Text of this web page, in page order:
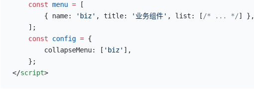
    const
menu = [
        { name:
'biz' , title: '业务组件' , list: [ /* ... */] },
    ];
    const
config = {
        collapseMenu: [
'biz' ],
    };
</script>